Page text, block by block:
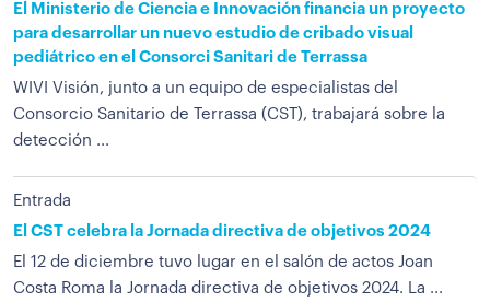
El Ministerio de Ciencia e Innovación financia un proyecto
para desarrollar un nuevo estudio de cribado visual
pediátrico en el Consorci Sanitari de Terrassa
WIVI Visión, junto a un equipo de especialistas del
Consorcio Sanitario de Terrassa (CST), trabajará sobre la
detección ...
Entrada
El CST celebra la Jornada directiva de objetivos 2024
El 12 de diciembre tuvo lugar en el salón de actos Joan
Costa Roma la Jornada directiva de objetivos 2024. La ...